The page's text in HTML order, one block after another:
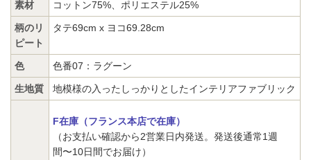
素材 コットン75%、ポリエステル25%
柄のリ
ピート
タテ69cm x ヨコ69.28cm
色 色番07：ラグーン
生地質 地模様の入ったしっかりとしたインテリアファブリック
F在庫（フランス本店で在庫）
（お支払い確認から2営業日内発送。発送後通常1週
間〜10日間でお届け）